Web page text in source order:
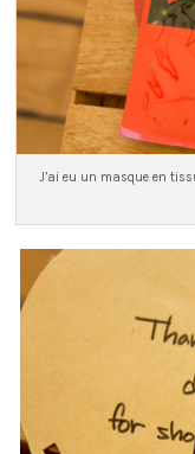
J’ai eu un masque en